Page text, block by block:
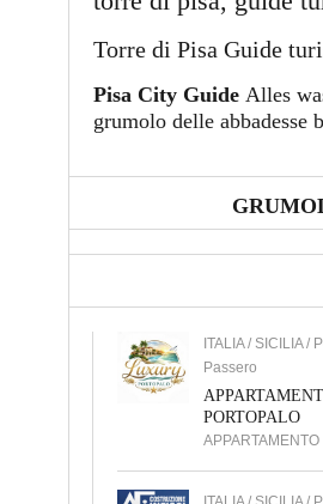
Torre di Pisa Guide
Pisa City GuideAlles
grumolo delle
ITALIA / SICILIA /
Passero
PORTOPALO
APPARTAMENTO